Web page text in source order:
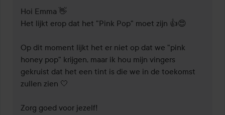
Hoi Emma 👋
Het lijkt erop dat het "Pink Pop" moet zijn 👍😍
Op dit moment lijkt het er niet op dat we "pink
honey pop" krijgen, maar ik hou mijn vingers
gekruist dat het een tint is die we in de toekomst
zullen zien 🤍
Zorg goed voor jezelf!